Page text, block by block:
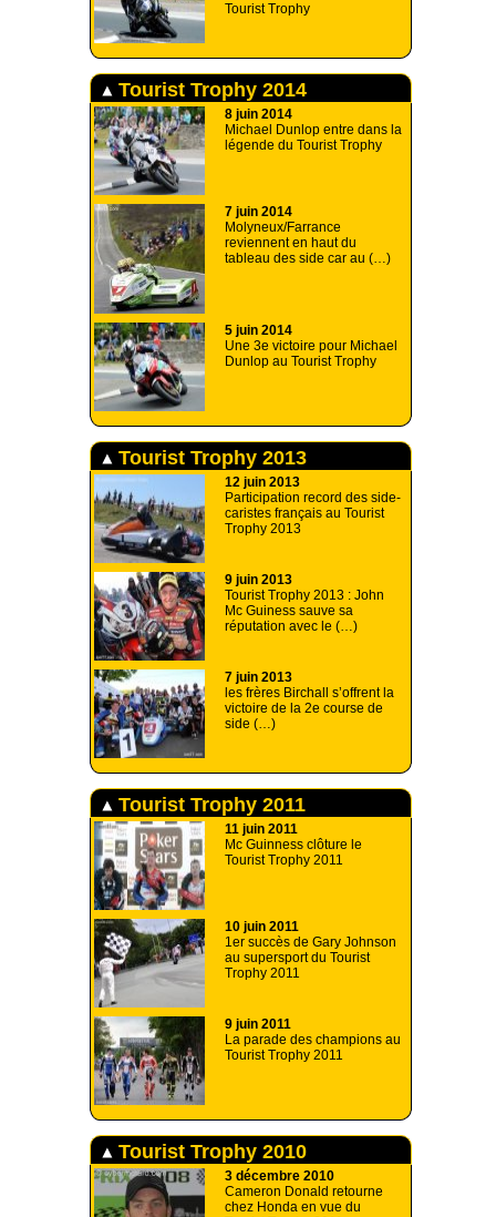
Tourist Trophy
Tourist Trophy 2014
8 juin 2014
Michael Dunlop entre dans la
légende du Tourist Trophy
7 juin 2014
Molyneux/Farrance
reviennent en haut du
tableau des side car au (…)
5 juin 2014
Une 3e victoire pour Michael
Dunlop au Tourist Trophy
Tourist Trophy 2013
12 juin 2013
Participation record des side-
caristes français au Tourist
Trophy 2013
9 juin 2013
Tourist Trophy 2013 : John
Mc Guiness sauve sa
réputation avec le (…)
7 juin 2013
les frères Birchall s’offrent la
victoire de la 2e course de
side (…)
Tourist Trophy 2011
11 juin 2011
Mc Guinness clôture le
Tourist Trophy 2011
10 juin 2011
1er succès de Gary Johnson
au supersport du Tourist
Trophy 2011
9 juin 2011
La parade des champions au
Tourist Trophy 2011
Tourist Trophy 2010
3 décembre 2010
Cameron Donald retourne
chez Honda en vue du